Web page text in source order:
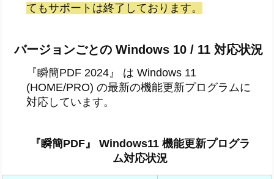
てもサポートは終了しております。
バージョンごとの Windows 10 / 11 対応状況
『瞬簡PDF 2024』 は Windows 11
(HOME/PRO) の最新の機能更新プログラムに
対応しています。
『瞬簡PDF』 Windows11 機能更新プログラ
ム対応状況